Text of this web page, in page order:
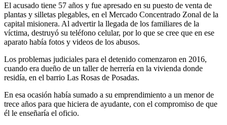
El acusado tiene 57 años y fue apresado en su puesto de venta de
plantas y silletas plegables, en el Mercado Concentrado Zonal de la
capital misionera. Al advertir la llegada de los familiares de la
víctima, destruyó su teléfono celular, por lo que se cree que en ese
aparato había fotos y videos de los abusos.
Los problemas judiciales para el detenido comenzaron en 2016,
cuando era dueño de un taller de herrería en la vivienda donde
residía, en el barrio Las Rosas de Posadas.
En esa ocasión había sumado a su emprendimiento a un menor de
trece años para que hiciera de ayudante, con el compromiso de que
él le enseñaría el oficio.